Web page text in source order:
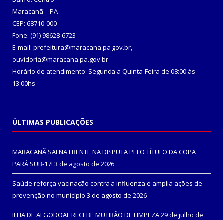
Maracanã – PA
CEP: 68710-000
Fone: (91) 98628-6723
E-mail: prefeitura@maracana.pa.gov.br,
ouvidoria@maracana.pa.gov.br
Horário de atendimento: Segunda a Quinta-Feira de 08:00 às
13:00hs
ÚLTIMAS PUBLICAÇÕES
MARACANÃ SAI NA FRENTE NA DISPUTA PELO TÍTULO DA COPA
PARÁ SUB-17! 3 de agosto de 2026
Saúde reforça vacinação contra a influenza e amplia ações de
prevenção no município 3 de agosto de 2026
ILHA DE ALGODOAL RECEBE MUTIRÃO DE LIMPEZA29 de julho de